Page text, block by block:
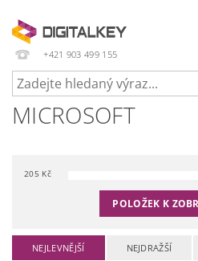
+421 903 499 155
MICROSOFT
205 Kč
POLOŽEK K
NEJLEVNĚJŠÍ NEJDRAŽŠÍ